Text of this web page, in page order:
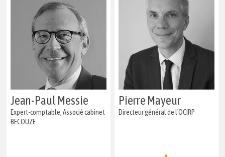
Jean-Paul Messie
Expert-comptable, Associé cabinet
BECOUZE
Pierre Mayeur
Directeur général de l'OCIRP